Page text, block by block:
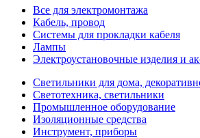
Все для электромонтажа
Кабель, провод
Системы для прокладки кабеля
Лампы
Электроустановочные изделия и
Светильники для дома,
Светотехника, светильники
Промышленное оборудование
Изоляционные средства
Инструмент, приборы